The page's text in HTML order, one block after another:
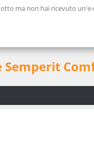
ma non hai ricevuto